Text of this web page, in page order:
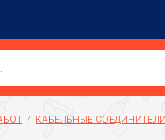
  /
КАБЕЛЬНЫЕ СОЕДИНИТЕЛИ